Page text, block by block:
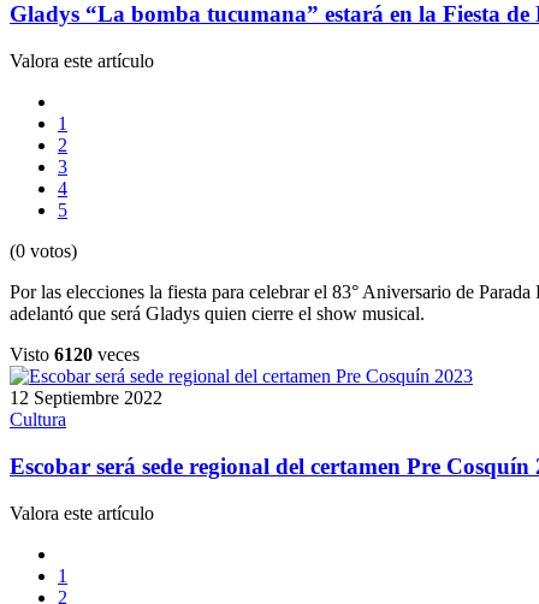
Gladys “La bomba tucumana” estará en la Fiesta de
Valora este artículo
1
2
3
4
5
(0 votos)
Por las elecciones la fiesta para celebrar el 83° Aniversario de
adelantó que será Gladys quien cierre el show musical.
Visto 6120 veces
12 Septiembre 2022
Cultura
Escobar será sede regional del certamen Pre Cosquín
Valora este artículo
1
2